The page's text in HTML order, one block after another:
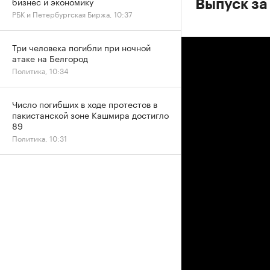
Выпуск
РБК и Петербургская Биржа, 10:37
Три человека погибли при ночной
атаке на Белгород
Политика, 10:34
Число погибших в ходе протестов в
пакистанской зоне Кашмира достигло
89
Политика, 10:31